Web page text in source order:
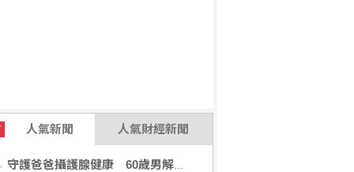
人氣新聞 人氣財經新聞
守護爸爸攝護腺健康 60歲男解尿異常 靠PHI檢測及早揪出攝護腺癌